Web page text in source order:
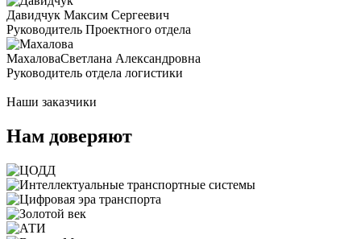
Давидчук Максим Сергеевич
Руководитель Проектного отдела
МахаловаСветлана Александровна
Руководитель отдела логистики
Наши заказчики
Нам доверяют